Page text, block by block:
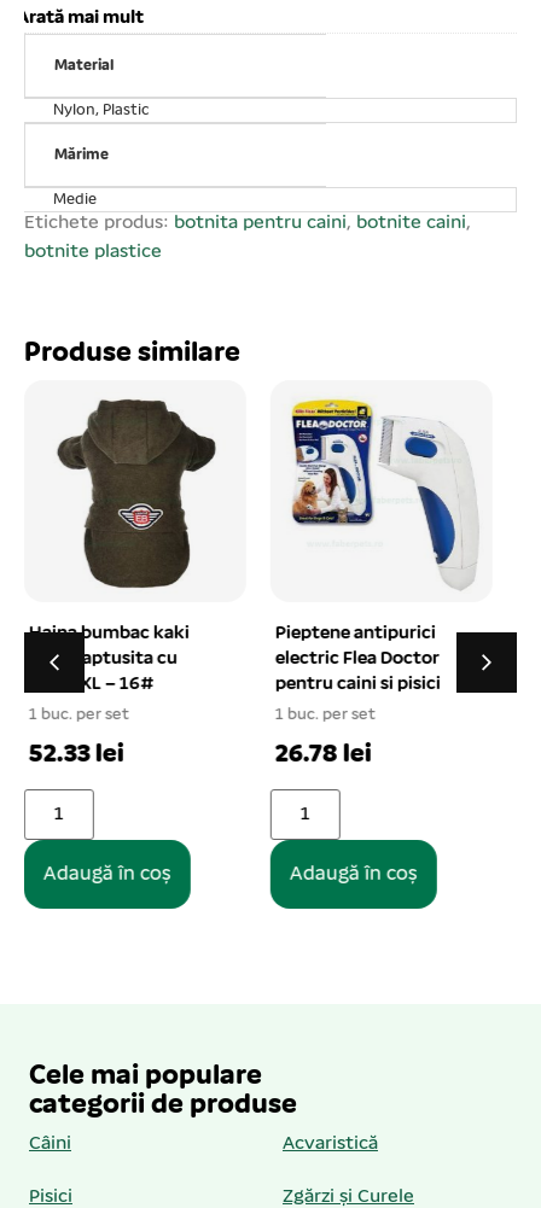
la cosmetică, sau pentru dresajul câinilor. Ajustabilă – se
prinde rapid și ușor cu ajutorul curelelor din nylon.
Design ergonomic – este confortabilă pentru câinele
dumneavoastră. Confecționată din plastic cauciucat.
Circumferința botului sub ochi: 26- 30 cm;
Arată mai mult
Material
Nylon, Plastic
Mărime
Medie
Etichete produs: botnita pentru caini, botnite caini,
botnite plastice
Produse similare
Pieptene antipurici
electric Flea Doctor
pentru caini si pisici
1 buc. per set
26.78 lei
Adaugă în coș
Pieptan metalic dinți
alternant 21 cm
1 buc. per set
14.88 lei
Adaugă în coș
Cele mai populare
categorii de produse
Câini Acvaristică
Pisici Zgărzi și Curele